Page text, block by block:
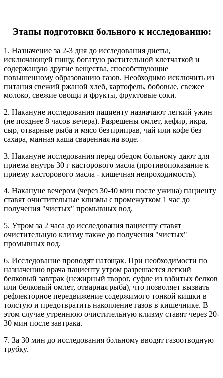
Этапы подготовки больного к исследованию:
1. Назначение за 2-3 дня до исследования диеты,
исключающей пищу, богатую растительной клетчаткой и
содержащую другие вещества, способствующие
повышенному образованию газов. Необходимо исключить из
питания свежий ржаной хлеб, картофель, бобовые, свежее
молоко, свежие овощи и фрукты, фруктовые соки.
2. Накануне исследования пациенту назначают легкий ужин
(не позднее 8 часов вечера). Разрешены омлет, кефир, икра,
сыр, отварные рыба и мясо без приправ, чай или кофе без
сахара, манная каша сваренная на воде.
3. Накануне исследования перед обедом больному дают для
приема внутрь 30 г касторового масла (противопоказание к
приему касторового масла - кишечная непроходимость).
4. Накануне вечером (через 30-40 мин после ужина) пациенту
ставят очистительные клизмы с промежутком 1 час до
получения "чистых" промывных вод.
5. Утром за 2 часа до исследования пациенту ставят
очистительную клизму также до получения "чистых"
промывных вод.
6. Исследование проводят натощак. При необходимости по
назначению врача пациенту утром разрешается легкий
белковый завтрак (нежирный творог, суфле из взбитых белков
или белковый омлет, отварная рыба), что позволяет вызвать
рефлекторное передвижение содержимого тонкой кишки в
толстую и предотвратить накопление газов в кишечнике. В
этом случае утреннюю очистительную клизму ставят через 20-
30 мин после завтрака.
7. За 30 мин до исследования больному вводят газоотводную
трубку.